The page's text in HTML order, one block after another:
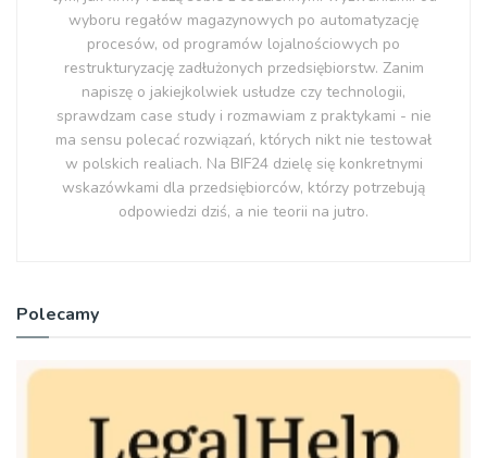
wyboru regałów magazynowych po automatyzację
procesów, od programów lojalnościowych po
restrukturyzację zadłużonych przedsiębiorstw. Zanim
napiszę o jakiejkolwiek usłudze czy technologii,
sprawdzam case study i rozmawiam z praktykami - nie
ma sensu polecać rozwiązań, których nikt nie testował
w polskich realiach. Na BIF24 dzielę się konkretnymi
wskazówkami dla przedsiębiorców, którzy potrzebują
odpowiedzi dziś, a nie teorii na jutro.
Polecamy